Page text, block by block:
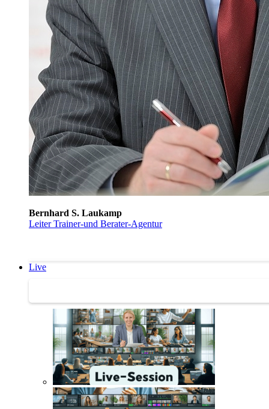
Bernhard S. Laukamp
Leiter Trainer-und Berater-Agentur
Live